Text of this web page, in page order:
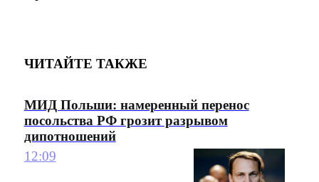
ЧИТАЙТЕ ТАКЖЕ
МИД Польши: намеренный перенос
посольства РФ грозит разрывом
дипотношений
12:09